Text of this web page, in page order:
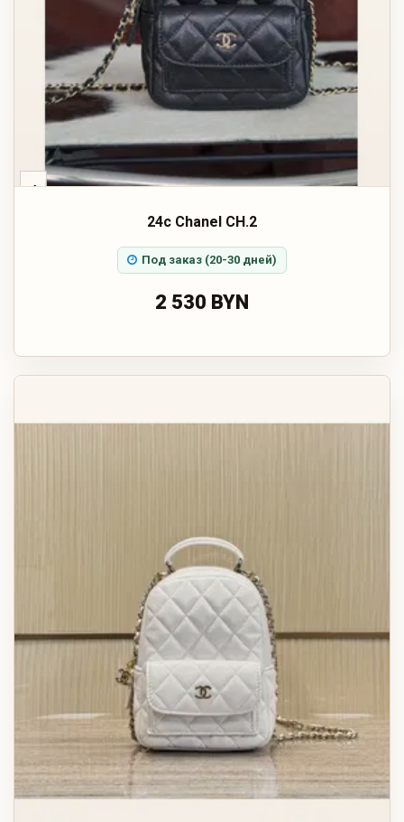
‹
24c Chanel CH.2
Под заказ (20-30 дней)
2 530 BYN